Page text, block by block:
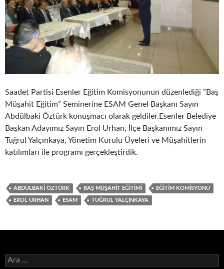
Saadet Partisi Esenler Eğitim Komisyonunun düzenlediği ”Baş
Müşahit Eğitim” Seminerine ESAM Genel Başkanı Sayın
Abdülbaki Öztürk konuşmacı olarak geldiler.Esenler Belediye
Başkan Adayımız Sayın Erol Urhan, İlçe Başkanımız Sayın
Tuğrul Yalçınkaya, Yönetim Kurulu Üyeleri ve Müşahitlerin
katılımları ile programı gerçekleştirdik.
ABDÜLBAKI ÖZTÜRK BAŞ MÜŞAHIT EĞITIMI EĞITIM KOMISYONU
EROL URHAN ESAM TUĞRUL YALÇINKAYA
Arama: